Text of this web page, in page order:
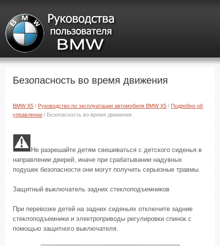
Безопасность во время движения
BMW X5 / Руководство по эксплуатации автомобиля BMW X5 / Подробно об
управлении / Безопасность во время движения
Не разрешайте детям свешиваться с детского сиденья в
направлении дверей, иначе при срабатывании надувных
подушек безопасности они могут получить серьезные травмы.
Защитный выключатель задних стеклоподъемников
При перевозке детей на задних сиденьях отключите задние
стеклоподъемники и электроприводы регулировки спинок с
помощью защитного выключателя.